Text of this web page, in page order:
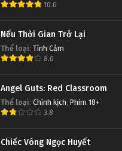
10.0
Nếu Thời Gian Trở Lại
Thể loại: Tình Cảm
8.0
Angel Guts: Red Classroom
Thể loại: Chính kịch, Phim 18+
3.8
Chiếc Vòng Ngọc Huyết